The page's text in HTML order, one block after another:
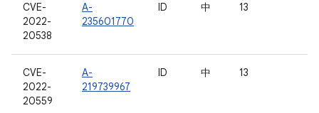
CVE-
2022-
20538
A-
235601770
ID 中 13
CVE-
2022-
20559
A-
219739967
ID 中 13